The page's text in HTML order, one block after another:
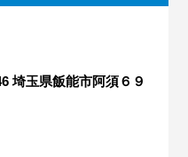
埼玉県飯能市阿須６９